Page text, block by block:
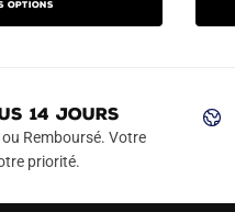
options
14 JOURS
Remboursé. Votre
priorité.